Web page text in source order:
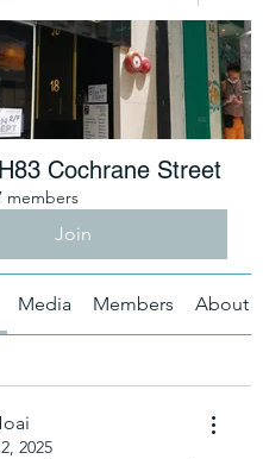
Cochrane Street
members
Join
Media Members About
2025